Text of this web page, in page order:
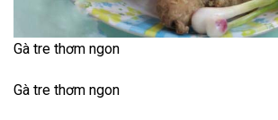
Gà tre thơm ngon
Gà tre thơm ngon